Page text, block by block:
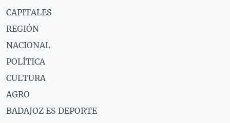
CAPITALES
REGIÓN
NACIONAL
POLÍTICA
CULTURA
AGRO
BADAJOZ ES DEPORTE